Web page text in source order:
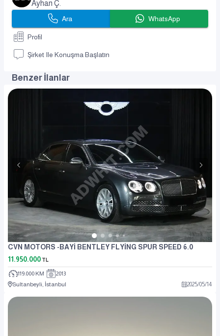
Ayhan Ç.
Ara WhatsApp
Profil
Şirket Ile Konuşma Başlatın
Benzer İlanlar
CVN MOTORS -BAYİ BENTLEY FLYİNG SPUR SPEED 6.0
11.950.000 TL
119.000 KM
2013
Sultanbeyli, İstanbul
2025/05/14